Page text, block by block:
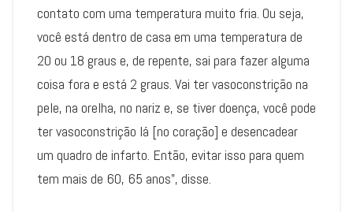
contato com uma temperatura muito fria. Ou seja,
você está dentro de casa em uma temperatura de
20 ou 18 graus e, de repente, sai para fazer alguma
coisa fora e está 2 graus. Vai ter vasoconstrição na
pele, na orelha, no nariz e, se tiver doença, você pode
ter vasoconstrição lá [no coração] e desencadear
um quadro de infarto. Então, evitar isso para quem
tem mais de 60, 65 anos”, disse.